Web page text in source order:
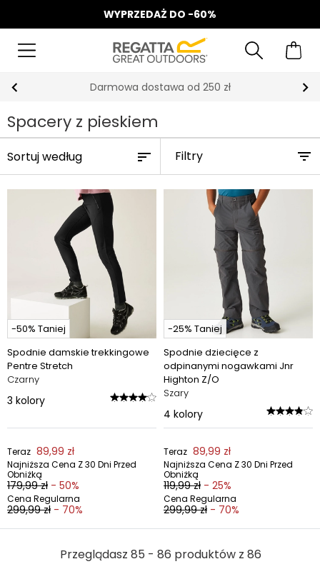
WYPRZEDAŻ DO -60%
Darmowa dostawa od 250 zł
Spacery z pieskiem
Filtry
-50% Taniej
Spodnie damskie trekkingowe
Pentre Stretch
Czarny
3 kolory
Teraz 89,99 zł
Najniższa Cena Z 30 Dni Przed
Obniżką
179,99 zł - 50%
Cena Regularna
299,99 zł - 70%
-25% Taniej
Spodnie dziecięce z
odpinanymi nogawkami Jnr
Highton Z/O
Szary
4 kolory
Teraz 89,99 zł
Najniższa Cena Z 30 Dni Przed
Obniżką
119,99 zł - 25%
Cena Regularna
299,99 zł - 70%
Przeglądasz 85 - 86 produktów z 86